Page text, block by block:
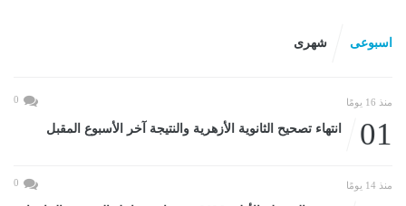
اسبوعى شهرى
منذ 16 يومًا 0
01 انتهاء تصحيح الثانوية الأزهرية والنتيجة آخر الأسبوع المقبل
منذ 14 يومًا 0